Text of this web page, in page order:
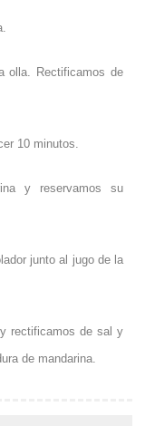
olla. Rectificamos de
10 minutos.
y reservamos su
junto al jugo de la
rectificamos de sal y
de mandarina.